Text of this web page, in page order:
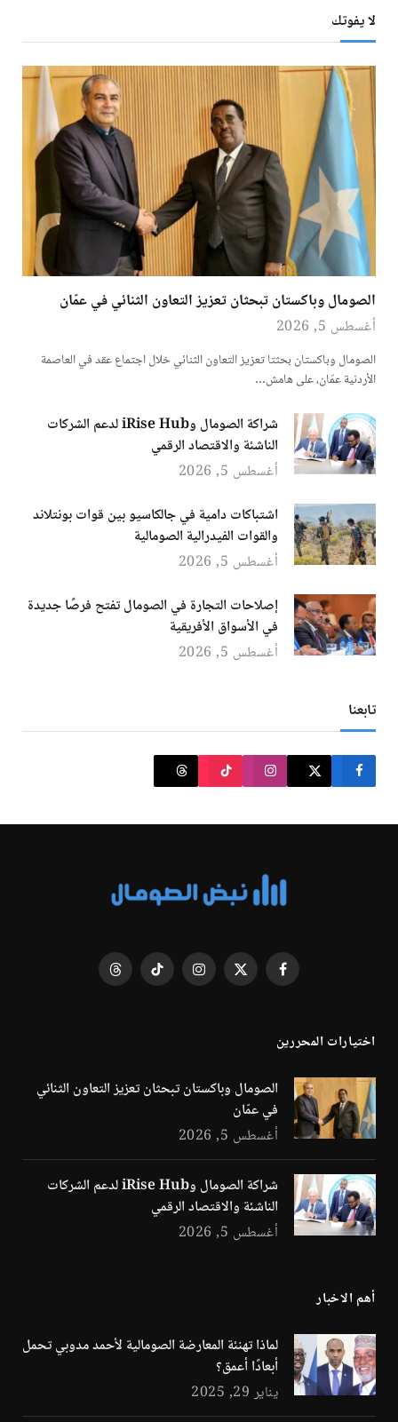
لا يفوتك
الصومال وباكستان تبحثان تعزيز التعاون الثنائي في عمّان
أغسطس 5, 2026
الصومال وباكستان بحثتا تعزيز التعاون الثنائي خلال اجتماع عقد في العاصمة
الأردنية عمّان، على هامش…
شراكة الصومال وiRise Hub لدعم الشركات
الناشئة والاقتصاد الرقمي
أغسطس 5, 2026
اشتباكات دامية في جالكاسيو بين قوات بونتلاند
والقوات الفيدرالية الصومالية
أغسطس 5, 2026
إصلاحات التجارة في الصومال تفتح فرصًا جديدة
في الأسواق الأفريقية
أغسطس 5, 2026
تابعنا
فيسبوك X
الانستغرامتيكتوك Threads
اختيارات المحررين
الصومال وباكستان تبحثان تعزيز التعاون الثنائي
في عمّان
أغسطس 5, 2026
شراكة الصومال وiRise Hub لدعم الشركات
الناشئة والاقتصاد الرقمي
أغسطس 5, 2026
أهم الاخبار
لماذا تهنئة المعارضة الصومالية لأحمد مدوبي تحمل
أبعادًا أعمق؟
يناير 29, 2025